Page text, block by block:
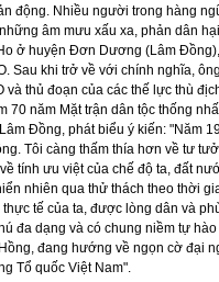
động. Nhiều người trong hàng
âm mưu xấu xa, phản dân
ở huyện Đơn Dương (Lâm
Sau khi trở về với chính nghĩa,
thủ đoạn của các thế lực thù
năm Mặt trận dân tộc thống
Đồng, phát biểu ý kiến: "Năm
Tôi càng thấm thía hơn về tư
tính ưu việt của chế độ ta, đất
nhiên qua thử thách theo thời
tế của ta, được lòng dân và
đa dạng và có chung niềm tự
đang hướng về ngọn cờ đại
Tổ quốc Việt Nam".